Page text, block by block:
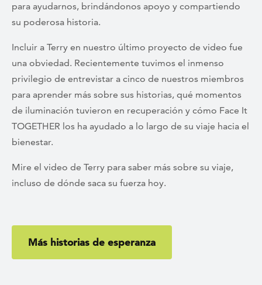
para ayudarnos, brindándonos apoyo y compartiendo
su poderosa historia.
Incluir a Terry en nuestro último proyecto de video fue
una obviedad. Recientemente tuvimos el inmenso
privilegio de entrevistar a cinco de nuestros miembros
para aprender más sobre sus historias, qué momentos
de iluminación tuvieron en recuperación y cómo Face It
TOGETHER los ha ayudado a lo largo de su viaje hacia el
bienestar.
Mire el video de Terry para saber más sobre su viaje,
incluso de dónde saca su fuerza hoy.
Más historias de esperanza